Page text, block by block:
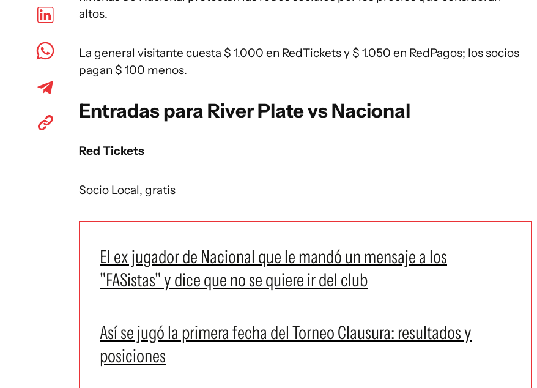
altos.
La general visitante cuesta $ 1.000 en RedTickets y $ 1.050 en RedPagos; los socios
pagan $ 100 menos.
Entradas para River Plate vs Nacional
Red Tickets
Socio Local, gratis
El ex jugador de Nacional que le mandó un mensaje a los
"FASistas" y dice que no se quiere ir del club
Así se jugó la primera fecha del Torneo Clausura: resultados y
posiciones